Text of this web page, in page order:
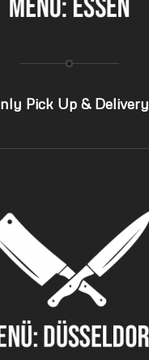
Pick Up & Delivery